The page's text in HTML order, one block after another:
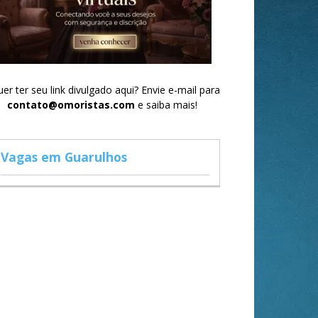
ter seu link divulgado aqui? Envie e-mail para
contato@omoristas.com e saiba mais!
Vagas em Guarulhos